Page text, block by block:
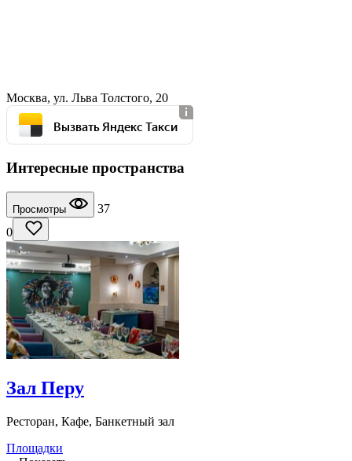
Москва, ул. Льва Толстого, 20
Вызвать Яндекс Такси
Интересные пространства
Просмотры
37
0
Зал Перу
Ресторан, Кафе, Банкетный зал
Площадки